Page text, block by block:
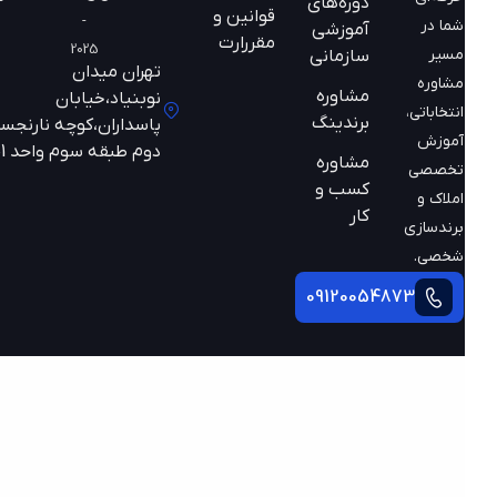
شما در
مسیر
مشاوره
انتخاباتی،
آموزش
تخصصی
املاک و
برندسازی
شخصی.
09120054873
آموزشی
سازمانی
مشاوره
برندینگ
مشاوره
کسب و
قوانین و
مقررارت
تهران میدان
نوبنیاد،خیابان
پاسداران،کوچه نارنجستان
دوم طبقه سوم واحد 301